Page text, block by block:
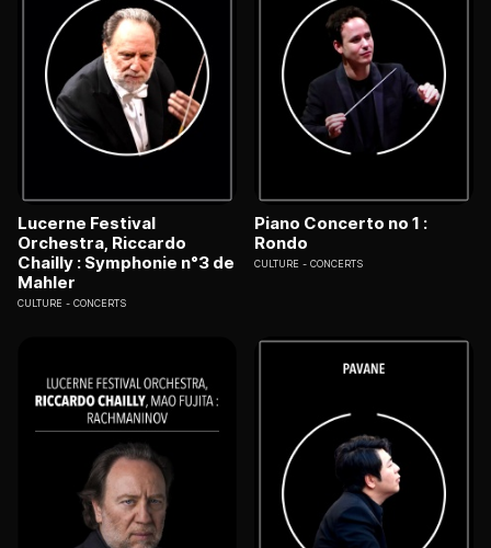
Lucerne Festival
Orchestra, Riccardo
Chailly : Symphonie n°3 de
Mahler
CULTURE CONCERTS
Piano Concerto no 1 :
Rondo
CULTURE CONCERTS